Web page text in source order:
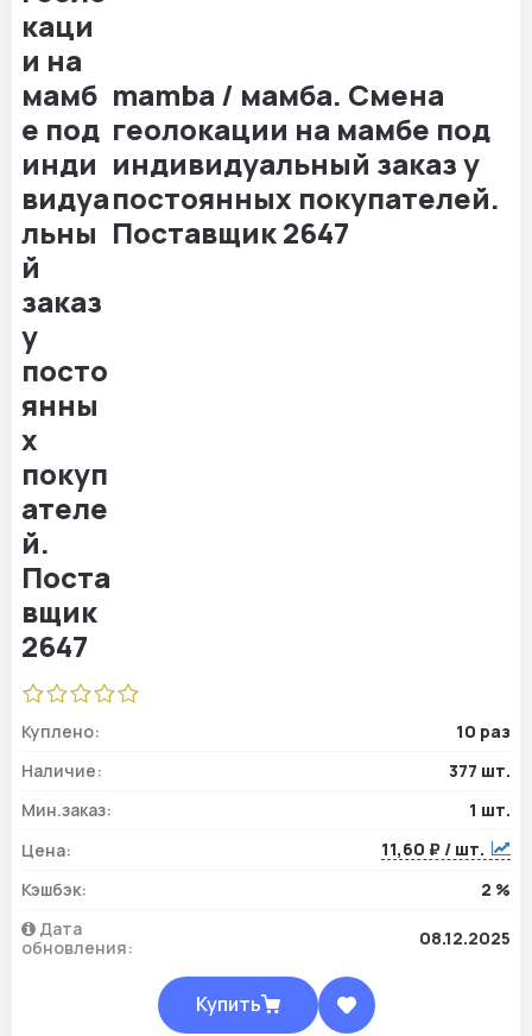
mamba / мамба. Смена
геолокации на мамбе под
индивидуальный заказ у
постоянных покупателей.
Поставщик 2647
Куплено:
10 раз
Наличие:
377 шт.
Мин.заказ:
1 шт.
Цена:
11,60 ₽ / шт.
Кэшбэк:
2 %
Дата
обновления:
08.12.2025
Купить